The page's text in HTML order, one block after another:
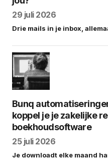
29 juli 2026
Drie mails in je inbox,
Bunq
koppel je je zakelijke
boekhoudsoftware
25 juli 2026
Je downloadt elke maand